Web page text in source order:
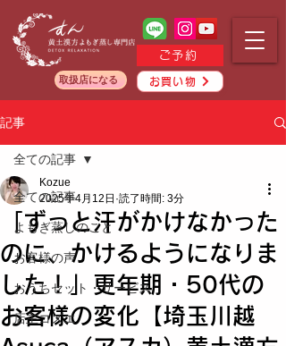
ご予約
お買い物
取扱店になる
記事
全ての記事
よもぎ蒸しのこと
お客様の声
おうちセット・サービス
店主コズエ
全ての記事
「ずっと汗がかけなかった
のに、かけるようになりま
した！」更年期・50代の
お客様の変化【埼玉川越
Kozue
2025年4月12日 読了時間: 3分